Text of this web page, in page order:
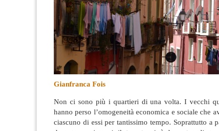
Gianfranca Fois
Non ci sono più i quartieri di una volta.I vecchi
hanno perso l’omogeneità economica e sociale che
ciascuno di essi per tantissimo tempo. Soprattutto a